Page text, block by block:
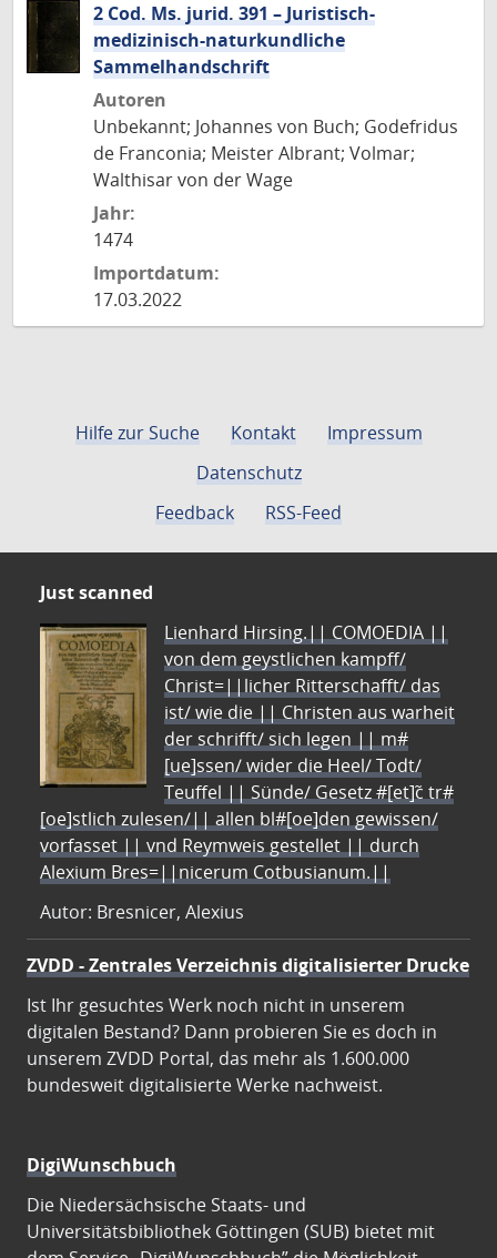
2 Cod. Ms. jurid. 391 – Juristisch-
medizinisch-naturkundliche
Sammelhandschrift
Autoren
Unbekannt; Johannes von Buch; Godefridus
de Franconia; Meister Albrant; Volmar;
Walthisar von der Wage
Jahr:
1474
Importdatum:
17.03.2022
Hilfe zur Suche Kontakt
Impressum
Datenschutz
Feedback
RSS-Feed
Just scanned
Lienhard Hirsing.|| COMOEDIA ||
von dem geystlichen kampff/
Christ=||licher Ritterschafft/ das
ist/ wie die || Christen aus warheit
der schrifft/ sich legen || m#
[ue]ssen/ wider die Heel/ Todt/
Teuffel || Sünde/ Gesetz #[et]c̃ tr#
[oe]stlich zulesen/|| allen bl#[oe]den gewissen/
vorfasset || vnd Reymweis gestellet || durch
Alexium Bres=||nicerum Cotbusianum.||
Autor: Bresnicer, Alexius
ZVDD - Zentrales Verzeichnis digitalisierter Drucke
Ist Ihr gesuchtes Werk noch nicht in unserem
digitalen Bestand? Dann probieren Sie es doch in
unserem ZVDD Portal, das mehr als 1.600.000
bundesweit digitalisierte Werke nachweist.
DigiWunschbuch
Die Niedersächsische Staats- und
Universitätsbibliothek Göttingen (SUB) bietet mit